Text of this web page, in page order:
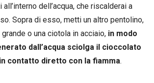
dell’acqua, che riscalderai a
Sopra di esso, metti un altro pentolino,
o una ciotola in acciaio, in modo
dall’acqua sciolga il cioccolato
contatto diretto con la fiamma.